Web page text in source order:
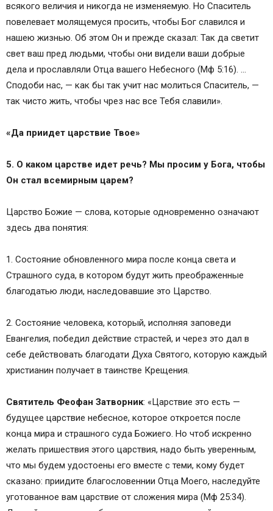
всякого величия и никогда не изменяемую. Но Спаситель
повелевает молящемуся просить, чтобы Бог славился и
нашею жизнью. Об этом Он и прежде сказал: Так да светит
свет ваш пред людьми, чтобы они видели ваши добрые
дела и прославляли Отца вашего Небесного (Мф 5:16). …
Сподоби нас, — как бы так учит нас молиться Спаситель, —
так чисто жить, чтобы чрез нас все Тебя славили».
«Да приидет царствие Твое»
5. О каком царстве идет речь? Мы просим у Бога, чтобы
Он стал всемирным царем?
Царство Божие — слова, которые одновременно означают
здесь два понятия:
1. Состояние обновленного мира после конца света и
Страшного суда, в котором будут жить преображенные
благодатью люди, наследовавшие это Царство.
2. Состояние человека, который, исполняя заповеди
Евангелия, победил действие страстей, и через это дал в
себе действовать благодати Духа Святого, которую каждый
христианин получает в таинстве Крещения.
Святитель Феофан Затворник: «Царствие это есть —
будущее царствие небесное, которое откроется после
конца миpa и страшного суда Божиего. Но чтоб искренно
желать пришествия этого царствия, надо быть уверенным,
что мы будем удостоены его вместе с теми, кому будет
сказано: приидите благословеннии Отца Моего, наследуйте
уготованное вам царствие от сложения миpa (Mф 25:34).